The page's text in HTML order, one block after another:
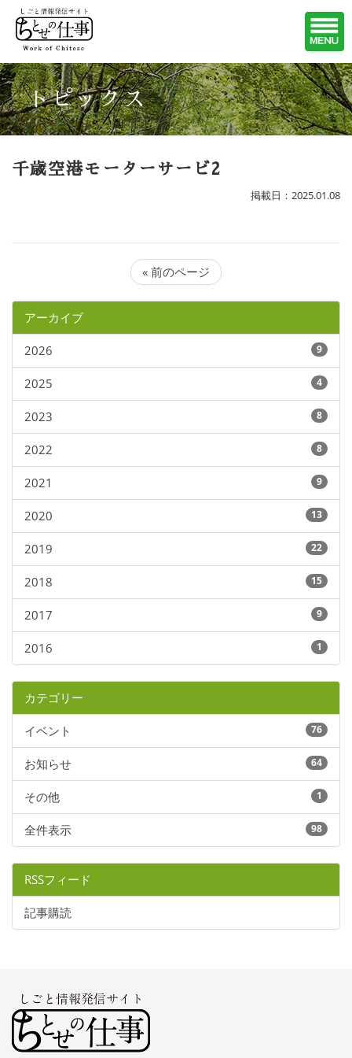
トピックス
千歳空港モーターサービ2
掲載日：2025.01.08
« 前のページ
アーカイブ
2026 9
2025 4
2023 8
2022 8
2021 9
2020 13
2019 22
2018 15
2017 9
2016 1
カテゴリー
イベント 76
お知らせ 64
その他 1
全件表示 98
RSSフィード
記事購読